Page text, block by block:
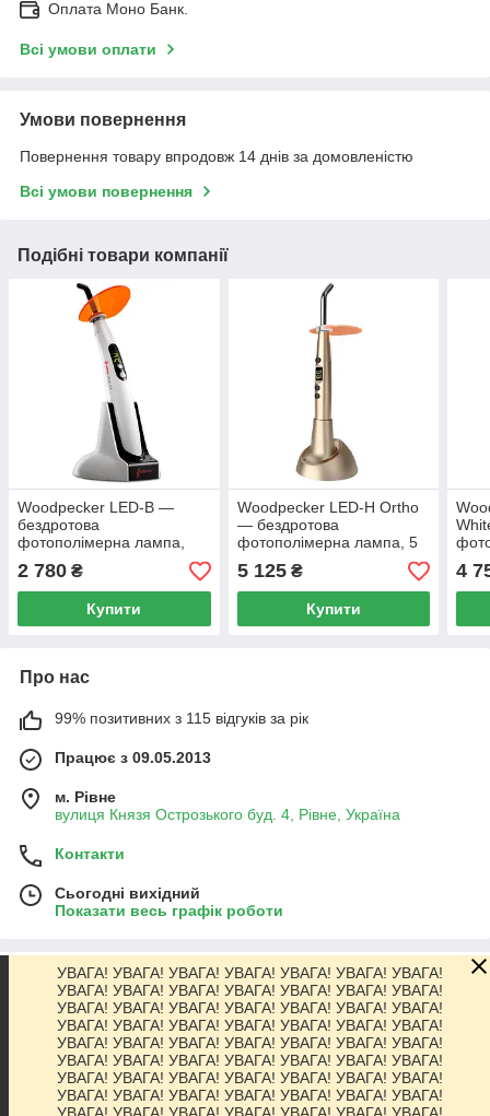
Оплата Моно Банк.
Всі умови оплати
Умови повернення
Повернення товару впродовж 14 днів за домовленістю
Всі умови повернення
Подібні товари компанії
Woodpecker LED-B —
бездротова
фотополімерна лампа,
420–480 нм, акумулятор
2200 мА·год
2 780 ₴
Купити
Woodpecker LED-H Ortho
— бездротова
фотополімерна лампа, 5
W, 420–480 нм,
акумулятор 2200 мА·год
5 125₴
Купити
W,
4
Про нас
99% позитивних з 115 відгуків за рік
Працює з 09.05.2013
м. Рівне
вулиця Князя Острозького буд. 4, Рівне, Україна
Контакти
Сьогодні вихідний
Показати весь графік роботи
Про нас
Контакти
Доставка та оплата
УВАГА! УВАГА! УВАГА! УВАГА! УВАГА! УВАГА! УВАГА!
УВАГА! УВАГА! УВАГА! УВАГА! УВАГА! УВАГА! УВАГА!
УВАГА! УВАГА! УВАГА! УВАГА! УВАГА! УВАГА! УВАГА!
УВАГА! УВАГА! УВАГА! УВАГА! УВАГА! УВАГА! УВАГА!
УВАГА! УВАГА! УВАГА! УВАГА! УВАГА! УВАГА! УВАГА!
УВАГА! УВАГА! УВАГА! УВАГА! УВАГА! УВАГА! УВАГА!
УВАГА! УВАГА! УВАГА! УВАГА! УВАГА! УВАГА! УВАГА!
УВАГА! УВАГА! УВАГА! УВАГА! УВАГА! УВАГА! УВАГА!